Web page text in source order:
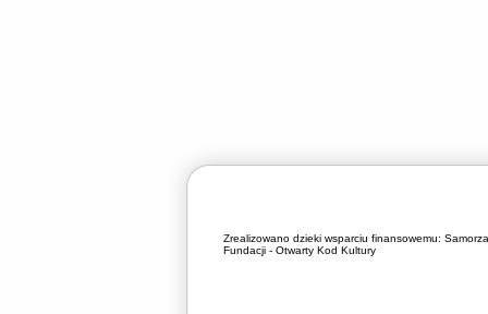
Zrealizowano dzieki wsparciu finansowemu:
Fundacji - Otwarty Kod Kultury